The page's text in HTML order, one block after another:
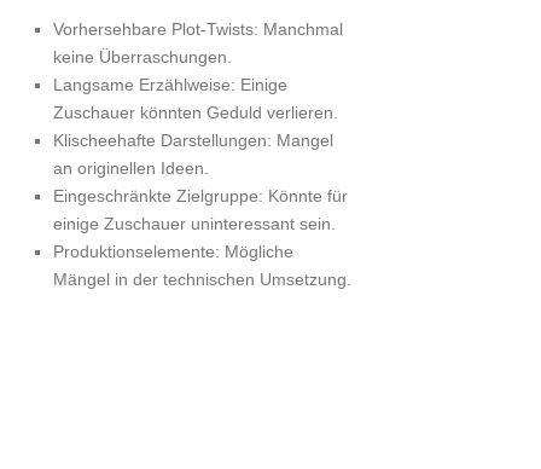
Vorhersehbare Plot-Twists: Manchmal
keine Überraschungen.
Langsame Erzählweise: Einige
Zuschauer könnten Geduld verlieren.
Klischeehafte Darstellungen: Mangel
an originellen Ideen.
Eingeschränkte Zielgruppe: Könnte für
einige Zuschauer uninteressant sein.
Produktionselemente: Mögliche
Mängel in der technischen Umsetzung.